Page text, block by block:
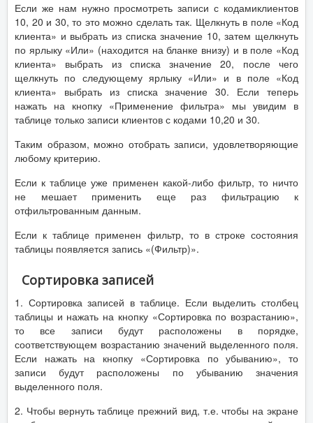
Если же нам нужно просмотреть записи с кодамиклиентов
10, 20 и 30, то это можно сделать так. Щелкнуть в поле «Код
клиента» и выбрать из списка значение 10, затем щелкнуть
по ярлыку «Или» (находится на бланке внизу) и в поле «Код
клиента» выбрать из списка значение 20, после чего
щелкнуть по следующему ярлыку «Или» и в поле «Код
клиента» выбрать из списка значение 30. Если теперь
нажать на кнопку «Применение фильтра» мы увидим в
таблице только записи клиентов с кодами 10,20 и 30.
Таким образом, можно отобрать записи, удовлетворяющие
любому критерию.
Если к таблице уже применен какой-либо фильтр, то ничто
не мешает применить еще раз фильтрацию к
отфильтрованным данным.
Если к таблице применен фильтр, то в строке состояния
таблицы появляется запись «(Фильтр)».
Сортировка записей
1. Сортировка записей в таблице. Если выделить столбец
таблицы и нажать на кнопку «Сортировка по возрастанию»,
то все записи будут расположены в порядке,
соответствующем возрастанию значений выделенного поля.
Если нажать на кнопку «Сортировка по убыванию», то
записи будут расположены по убыванию значения
выделенного поля.
2. Чтобы вернуть таблице прежний вид, т.е. чтобы на экране